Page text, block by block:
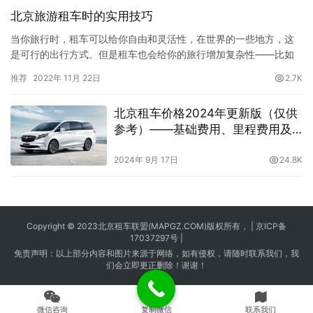
北京旅游租车时的实用技巧
当你旅行时，租车可以给你自由和灵活性，在世界的一些地方，这
是可行的出行方式。但是租车也会给你的旅行增加复杂性——比如
虑你需要什么样的车辆。如果你带着孩子或带着很多装备旅行，你
钱，你会想预订较小的型号。但是大小不是的因素。寻找环保的东
西？不会开手…
推荐 2022年 11月 22日 2.7K
北京租车价格2024年更新版（仅供
参考）——基础费用、里程费用及
2024年 9月 17日 24.8K
Copyright © 2023北京租车联盟(MAPGZ.COM)版权所有， | 京ICP备
17037297号
免责声明：以上部分内容和图片来源于网络，如有侵权，请随时联系我们，我
们会立即更正删除！谢谢！
微信咨询 复制微信 联系我们